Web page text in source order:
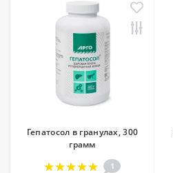
Гепатосол в гранулах, 300
грамм
1